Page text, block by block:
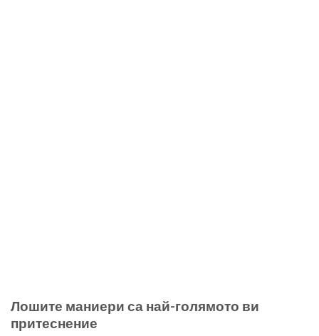
Лошите маниери са най-голямото ви
притеснение